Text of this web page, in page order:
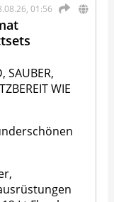
01:56
SAUBER,
WIE